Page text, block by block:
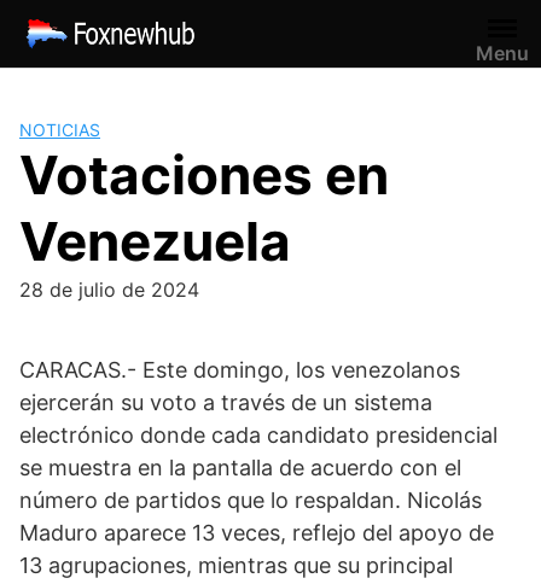
Saltar
contenido
Menu
NOTICIAS
Votaciones en
Venezuela
28 de julio de 2024
CARACAS.- Este domingo, los venezolanos
ejercerán su voto a través de un sistema
electrónico donde cada candidato presidencial
se muestra en la pantalla de acuerdo con el
número de partidos que lo respaldan. Nicolás
Maduro aparece 13 veces, reflejo del apoyo de
13 agrupaciones, mientras que su principal